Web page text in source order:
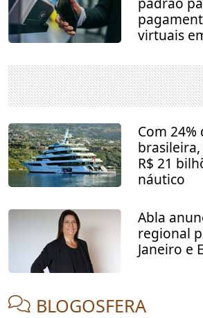
virtuais
Com
R$ 21
náutico
Abla
regional
Janeiro e
BLOGOSFERA